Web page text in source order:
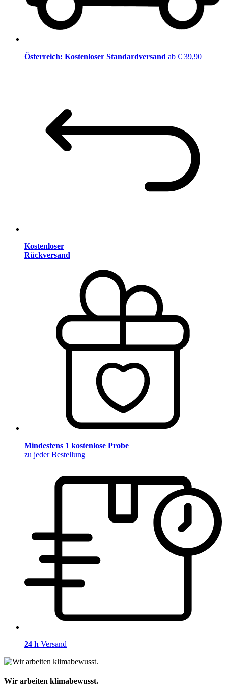
Österreich: Kostenloser Standardversand ab € 39,90
Kostenloser
Rückversand
Mindestens 1 kostenlose Probe
zu jeder Bestellung
24 h Versand
Wir arbeiten klimabewusst.